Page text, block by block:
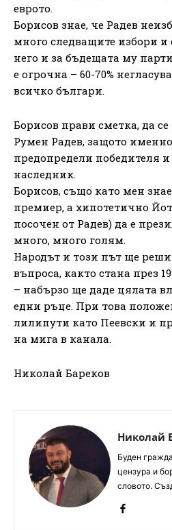
еврото.
Борисов знае, че Радев
много следващите избори и
него и за бъдещата му
е огрочна – 60-70%
всичко българи.
Борисов прави сметка, да
Румен Радев, защото
предопредели победителя и
наследник.
Борисов, също като мен
премиер, а хипотетично
посочен от Радев) да е
много, много голям.
Народът и този път ще
въпроса, както стана през
– набързо ще даде цялата
едни ръце. При това
лилипути като Пеевски и
на мига в канала.
Николай Бареков
Николай
Буден
цензура и
словото.